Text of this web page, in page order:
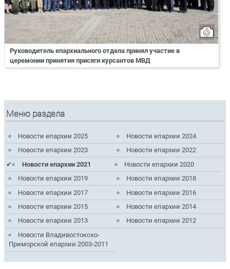
Руководитель епархиального отдела принял участие в
церемонии принятия присяги курсантов МВД
Меню раздела
Новости епархии 2025
Новости епархии 2024
Новости епархии 2023
Новости епархии 2022
Новости епархии 2021
Новости епархии 2020
Новости епархии 2019
Новости епархии 2018
Новости епархии 2017
Новости епархии 2016
Новости епархии 2015
Новости епархии 2014
Новости епархии 2013
Новости епархии 2012
Новости Владивостокско-
Приморской епархии 2003-2011